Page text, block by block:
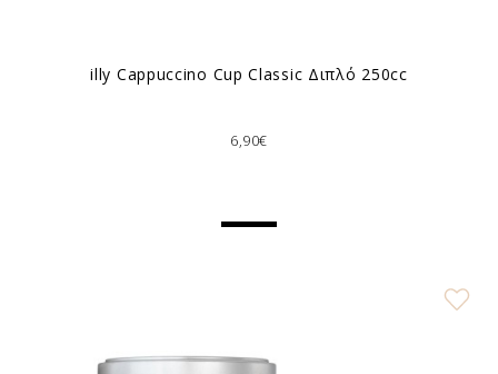
illy Cappuccino Cup Classic Διπλό 250cc
6,90€